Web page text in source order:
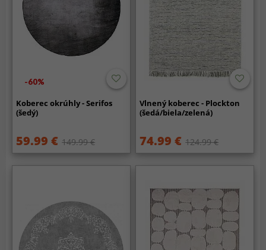
-60%
Koberec okrúhly - Serifos
(šedý)
59.99 € 149.99 €
Vlnený koberec - Plockton
(šedá/biela/zelená)
74.99 € 124.99 €